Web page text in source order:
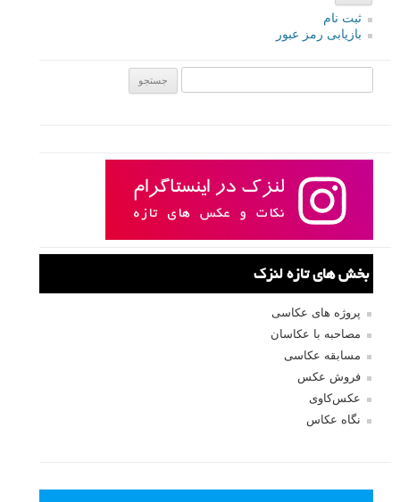
ثبت نام
بازیابی رمز عبور
بخش های تازه لنزک
پروژه های عکاسی
مصاحبه با عکاسان
مسابقه عکاسی
فروش عکس
عکس‌کاوی
نگاه عکاس